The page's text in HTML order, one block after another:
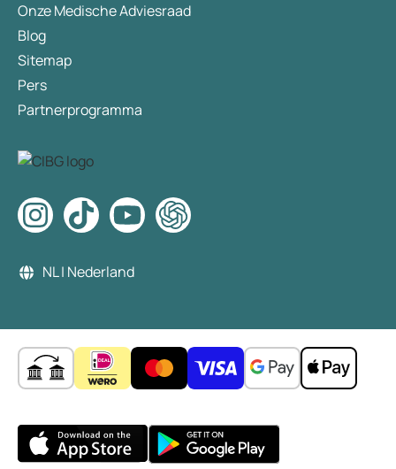
Onze Medische Adviesraad
Blog
Sitemap
Pers
Partnerprogramma
NL | Nederland